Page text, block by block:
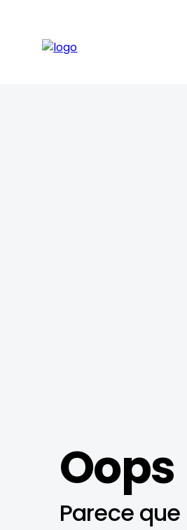
Oops
Parece